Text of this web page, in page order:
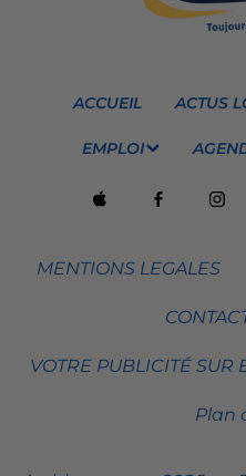
ACCUEIL ACTUS
EMPLOI
MENTIONS LEGALES
VOTRE PUBLICITÉ SUR
Plan